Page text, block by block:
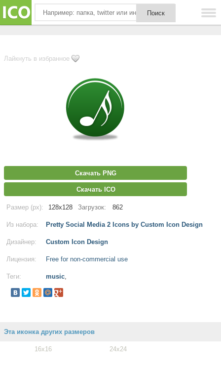
Лайкнуть в избранное
Скачать PNG
Скачать ICO
Размер (px): 128x128 Загрузок: 862
Из набора: Pretty Social Media 2 Icons by Custom Icon Design
Дизайнер: Custom Icon Design
Лицензия: Free for non-commercial use
Теги: music,
Эта иконка других размеров
16x16 24x24